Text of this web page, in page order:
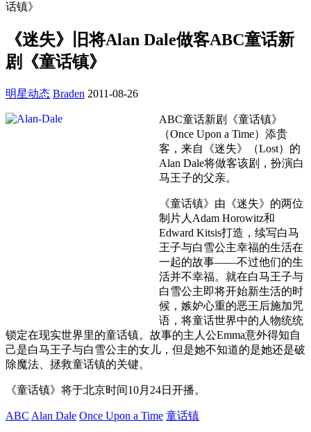
话镇》
《迷失》旧将Alan Dale做客ABC童话新
剧《童话镇》
明星动态 Braden 2011-08-26
ABC童话新剧《童话镇》
（Once Upon a Time）添贵
客，来自《迷失》（Lost）的
Alan Dale将做客该剧，扮演白
马王子的父亲。
《童话镇》由《迷失》的两位
制片人Adam Horowitz和
Edward Kitsis打造，续写白马
王子与白雪公主幸福的生活在
一起的故事——不过他们的生
活并不幸福。就在白马王子与
白雪公主即将开始新生活的时
候，嫉妒心重的恶王后施加咒
语，将童话世界中的人物统统
锁定在现实世界里的童话镇。故事的主人公Emma意外得知自
己是白马王子与白雪公主的女儿，但是她不知道的是她还是破
除魔法、拯救童话镇的关键。
《童话镇》将于北京时间10月24日开播。
ABC Alan Dale Once Upon a Time 童话镇